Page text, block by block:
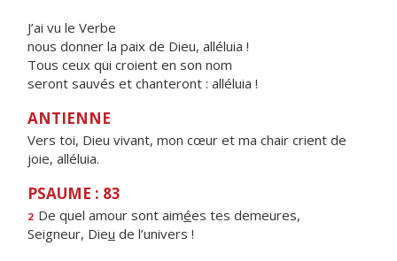
J’ai vu le Verbe
nous donner la paix de Dieu, alléluia !
Tous ceux qui croient en son nom
seront sauvés et chanteront : alléluia !
ANTIENNE
Vers toi, Dieu vivant, mon cœur et ma chair crient de
joie, alléluia.
PSAUME : 83
2 De quel amour sont aimées tes demeures,
Seigneur, Dieu de l’univers !